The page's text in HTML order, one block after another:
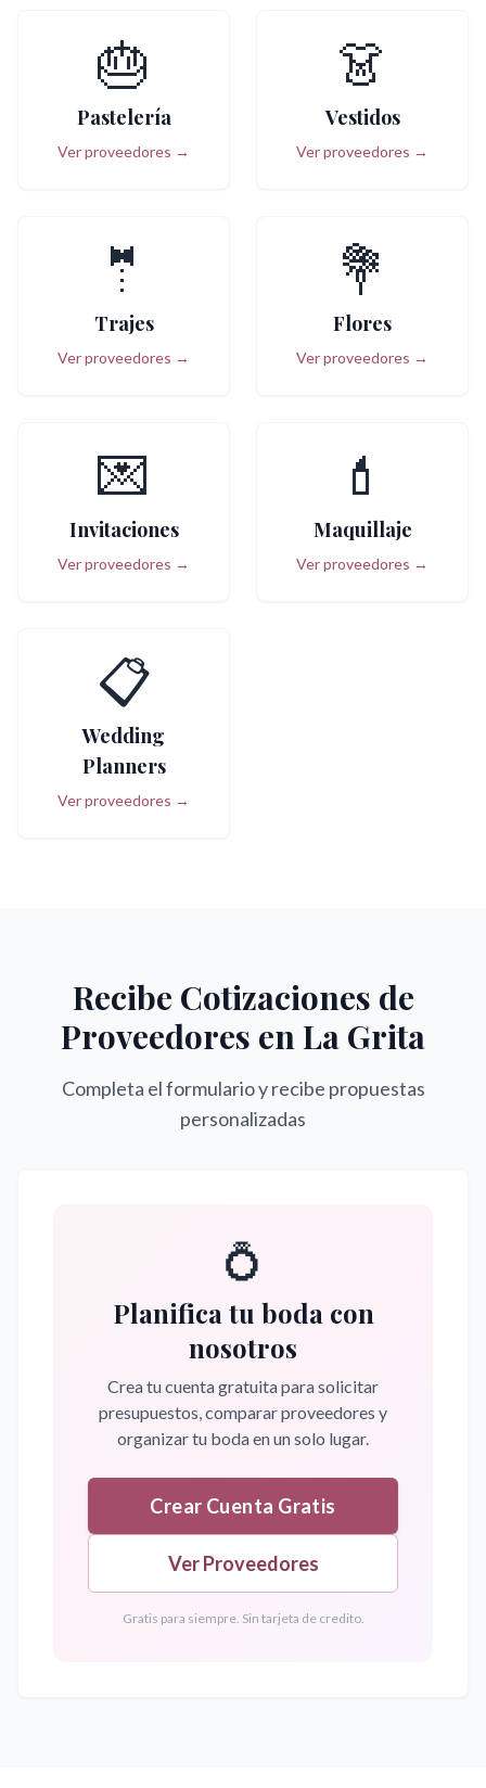
🎂
Pastelería
Ver proveedores →
👗
Vestidos
Ver proveedores →
🤵
Trajes
Ver proveedores →
💐
Flores
Ver proveedores →
💌
Invitaciones
Ver proveedores →
💄
Maquillaje
Ver proveedores →
📋
Wedding
Planners
Ver proveedores →
Recibe Cotizaciones de
Proveedores enLa Grita
Completa el formulario y recibe propuestas
personalizadas
💍
Planifica tu boda con
nosotros
Crea tu cuenta gratuita para solicitar
presupuestos, comparar proveedores y
organizar tu boda en un solo lugar.
Crear Cuenta Gratis
Ver Proveedores
Gratis para siempre. Sin tarjeta de credito.